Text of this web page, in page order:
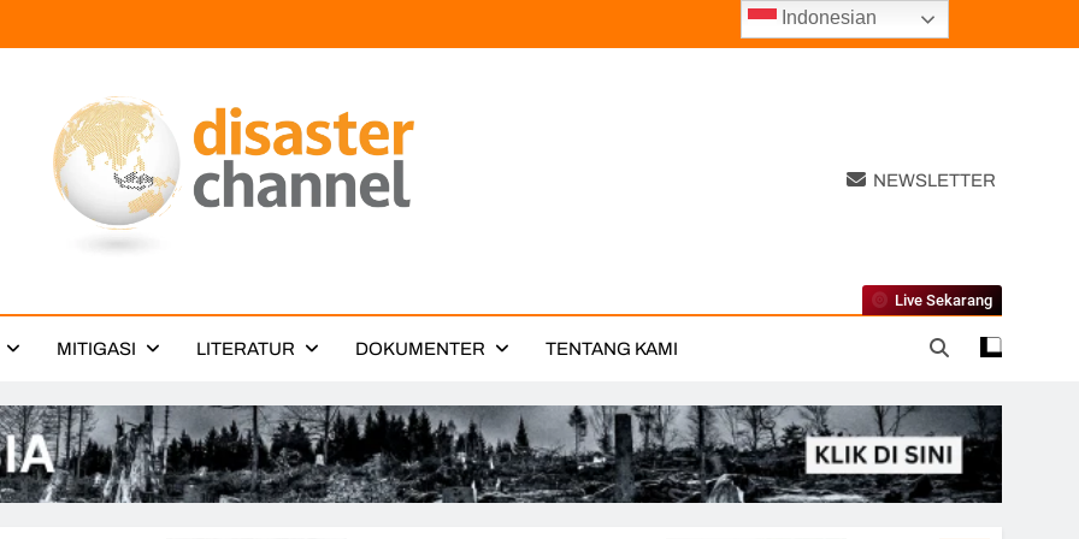
Channel
NEWSLETTER
MITIGASI LITERATUR DOKUMENTER TENTANG KAMI
Live Sekarang
Indonesian